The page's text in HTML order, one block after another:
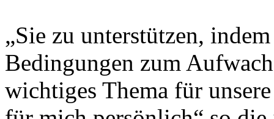
„Sie zu unterstützen,
Bedingungen zum
wichtiges Thema für